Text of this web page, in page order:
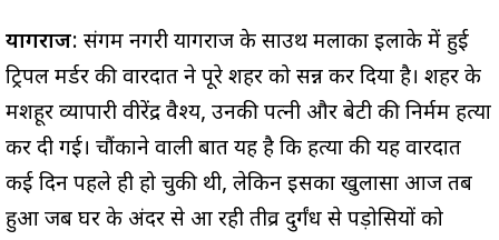
प्रयागराज: संगम नगरी प्रयागराज के साउथ मलाका इलाके में हुई
ट्रिपल मर्डर की वारदात ने पूरे शहर को सन्न कर दिया है। शहर के
मशहूर व्यापारी वीरेंद्र वैश्य, उनकी पत्नी और बेटी की निर्मम हत्या
कर दी गई। चौंकाने वाली बात यह है कि हत्या की यह वारदात
कई दिन पहले ही हो चुकी थी, लेकिन इसका खुलासा आज तब
हुआ जब घर के अंदर से आ रही तीव्र दुर्गंध से पड़ोसियों को